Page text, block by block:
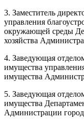
3. Заместитель
управления
окружающей среды
хозяйства
4. Заведующая
имущества
имущества
5. Заведующая
имущества
Администрации